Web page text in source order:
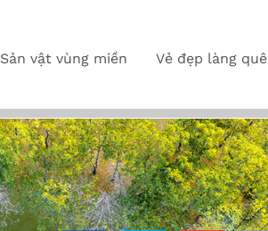
Sản vật vùng miền Vẻ đẹp làng quê